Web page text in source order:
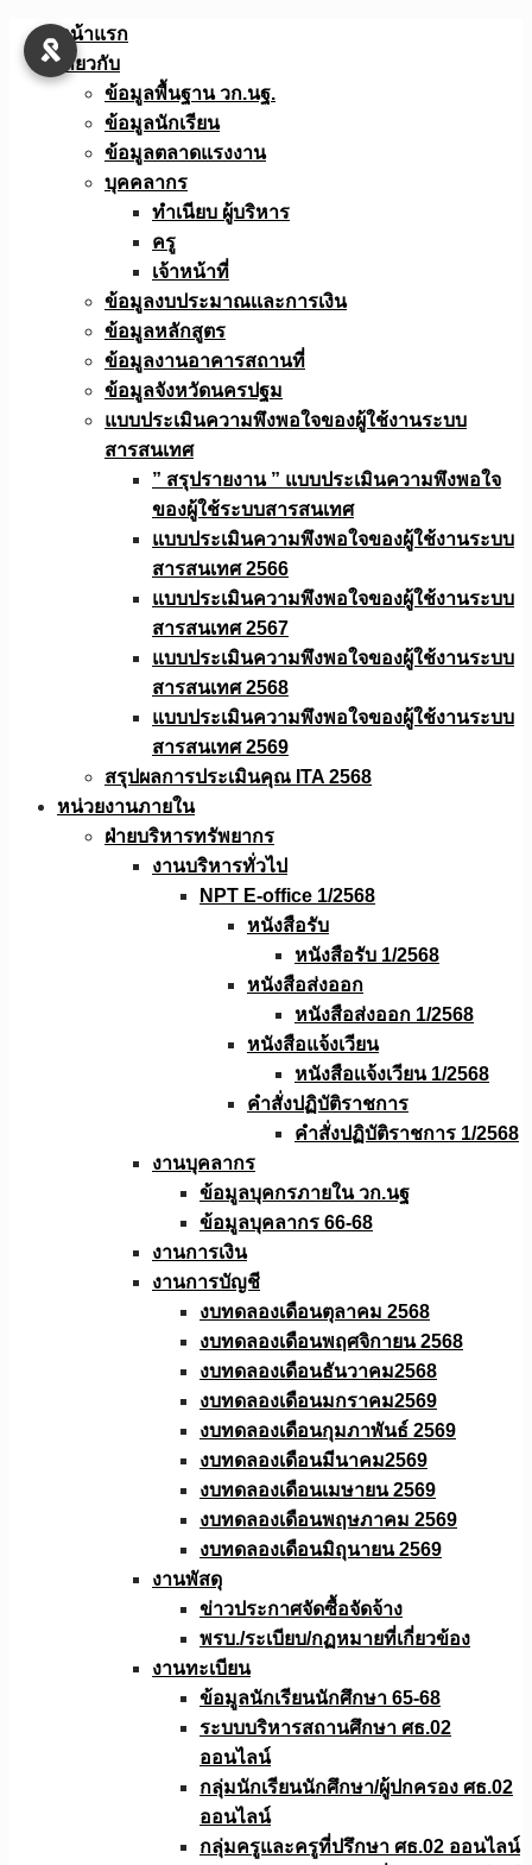
Skip
หน้าแรก
เกี่ยวกับ
ข้อมูลพื้นฐาน วก.นฐ.
ข้อมูลนักเรียน
ข้อมูลตลาดแรงงาน
บุคคลากร
ทำเนียบ ผู้บริหาร
ครู
เจ้าหน้าที่
ข้อมูลงบประมาณเเละการเงิน
ข้อมูลหลักสูตร
ข้อมูลงานอาคารสถานที่
ข้อมูลจังหวัดนครปฐม
แบบประเมินความพึงพอใจของผู้ใช้งานระบบ
สารสนเทศ
” สรุปรายงาน ” แบบประเมินความพึงพอใจ
ของผู้ใช้ระบบสารสนเทศ
แบบประเมินความพึงพอใจของผู้ใช้งานระบบ
สารสนเทศ 2566
แบบประเมินความพึงพอใจของผู้ใช้งานระบบ
สารสนเทศ 2567
แบบประเมินความพึงพอใจของผู้ใช้งานระบบ
สารสนเทศ 2568
แบบประเมินความพึงพอใจของผู้ใช้งานระบบ
สารสนเทศ 2569
สรุปผลการประเมินคุณ ITA 2568
หน่วยงานภายใน
ฝ่ายบริหารทรัพยากร
งานบริหารทั่วไป
NPT E-office 1/2568
หนังสือรับ
หนังสือรับ 1/2568
หนังสือส่งออก
หนังสือส่งออก 1/2568
หนังสือแจ้งเวียน
หนังสือเเจ้งเวียน 1/2568
คำสั่งปฏิบัติราชการ
คำสั่งปฏิบัติราชการ 1/2568
งานบุคลากร
ข้อมูลบุคกรภายใน วก.นฐ
ข้อมูลบุคลากร 66-68
งานการเงิน
งานการบัญชี
งบทดลองเดือนตุลาคม 2568
งบทดลองเดือนพฤศจิกายน 2568
งบทดลองเดือนธันวาคม2568
งบทดลองเดือนมกราคม2569
งบทดลองเดือนกุมภาพันธ์ 2569
งบทดลองเดือนมีนาคม2569
งบทดลองเดือนเมษายน 2569
งบทดลองเดือนพฤษภาคม 2569
งบทดลองเดือนมิถุนายน 2569
งานพัสดุ
ข่าวประกาศจัดซื้อจัดจ้าง
พรบ./ระเบียบ/กฏหมายที่เกี่ยวข้อง
งานทะเบียน
ข้อมูลนักเรียนนักศึกษา 65-68
ระบบบริหารสถานศึกษา ศธ.02
ออนไลน์
กลุ่มนักเรียนนักศึกษา/ผู้ปกครอง ศธ.02
ออนไลน์
กลุ่มครูและครูที่ปรึกษา ศธ.02 ออนไลน์